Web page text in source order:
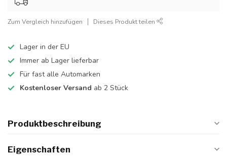
Zum Vergleich hinzufügen Dieses Produkt teilen
Lager in der EU
Immer ab Lager lieferbar
Für fast alle Automarken
Kostenloser Versand ab 2 Stück
Produktbeschreibung
Eigenschaften